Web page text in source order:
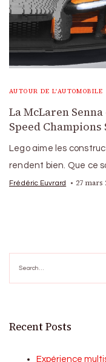
AUTOUR DE L'AUTOMOBILE
La McLaren Senna
Speed Champions
Lego aime les
rendent bien. Que ce
Frédéric Euvrard 27 mars
for:
Recent Posts
Expérience